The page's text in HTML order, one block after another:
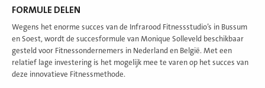
FORMULE DELEN
Wegens het enorme succes van de Infrarood Fitnessstudio’s in Bussum
en Soest, wordt de succesformule van Monique Solleveld beschikbaar
gesteld voor Fitnessondernemers in Nederland en België. Met een
relatief lage investering is het mogelijk mee te varen op het succes van
deze innovatieve Fitnessmethode.